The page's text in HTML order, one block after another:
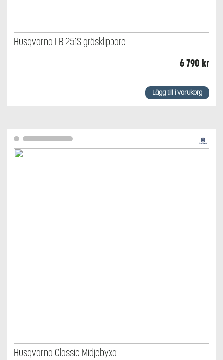
Husqvarna LB 251S gräsklippare
6 790 kr
Lägg till i varukorg
Husqvarna Classic Midjebyxa